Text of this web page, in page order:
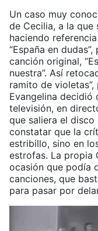
Un caso muy
de Cecilia, a la que
haciendo referencia
“España en
canción original,
nuestra”. Así
ramito de
Evangelina decidió
televisión, en
que saliera el
constatar que la
estribillo, sino en
estrofas. La propia
ocasión que podía
canciones, que
para pasar por